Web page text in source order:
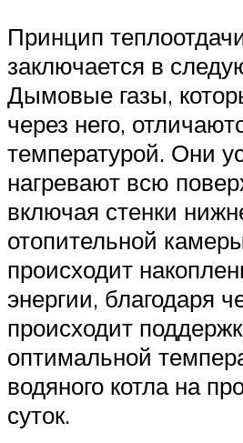
Принцип
заключается в
Дымовые газы,
через него,
температурой. Они
нагревают всю
включая стенки
отопительной
происходит
энергии, благодаря
происходит
оптимальной
водяного котла на
суток.